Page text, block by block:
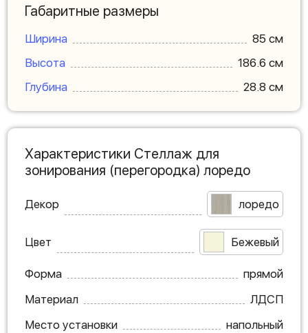
Габаритные размеры
Ширина
85 см
Высота
186.6 см
Глубина
28.8 см
Характеристики Стеллаж для
зонирования (перегородка) лоредо
Декор лоредо
Цвет Бежевый
Форма
прямой
Материал
ЛДСП
Место установки
напольный